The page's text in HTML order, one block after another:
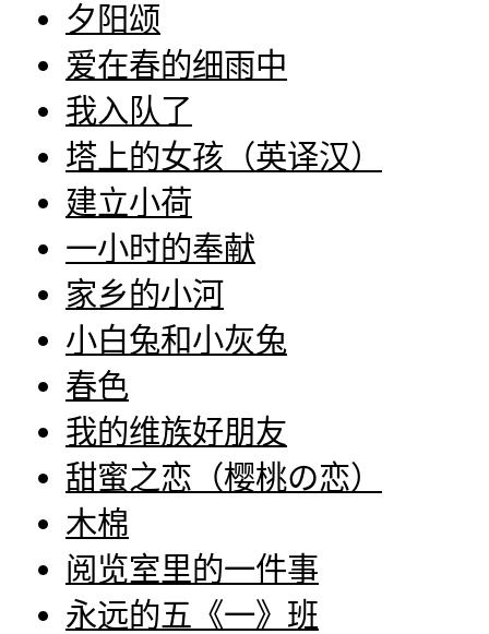
夕阳颂
爱在春的细雨中
我入队了
塔上的女孩（英译汉）
建立小荷
一小时的奉献
家乡的小河
小白兔和小灰兔
春色
我的维族好朋友
甜蜜之恋（樱桃の恋）
木棉
阅览室里的一件事
永远的五《一》班